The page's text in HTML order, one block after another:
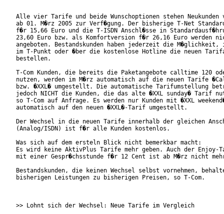
Alle vier Tarife und beide Wunschoptionen stehen Neukunden
ab 01. M�rz 2005 zur Verf�gung. Der bisherige T-Net
f�r 15,66 Euro und die T-ISDN Anschl�sse in
23,60 Euro bzw. als Komfortversion f�r 26,16 Euro werden
angeboten. Bestandskunden haben jederzeit die
im T-Punkt oder �ber die kostenlose Hotline die neuen
bestellen.
T-Com Kunden, die bereits die Paketangebote calltime 120
nutzen, werden im M�rz automatisch auf die neuen Tarife
bzw. �XXL� umgestellt. Die automatische Tarifumstellung
jedoch NICHT die Kunden, die das alte �XXL sunday� Tarif
so T-Com auf Anfrage. Es werden nur Kunden mit �XXL
automatisch auf den neuen �XXL�-Tarif umgestellt.
Der Wechsel in die neuen Tarife innerhalb der gleichen
(Analog/ISDN) ist f�r alle Kunden kostenlos.
Was sich auf dem ersteln Blick nicht bemerkbar macht:
Es wird keine AktivPlus Tarife mehr geben. Auch der Enjoy-
mit einer Gespr�chsstunde f�r 12 Cent ist ab M�rz nicht
Bestandskunden, die keinen Wechsel selbst vornehmen,
bisherigen Leistungen zu bisherigen Preisen, so T-Com.
>> Lohnt sich der Wechsel: Neue Tarife im Vergleich